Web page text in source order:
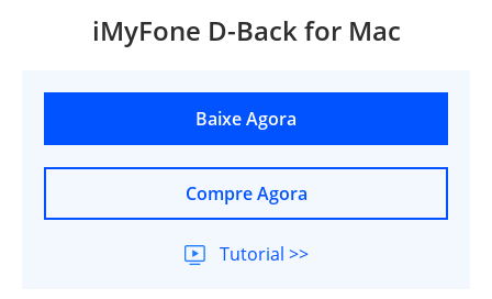
iMyFone D-Back for Mac
Baixe Agora
Compre Agora
Tutorial >>